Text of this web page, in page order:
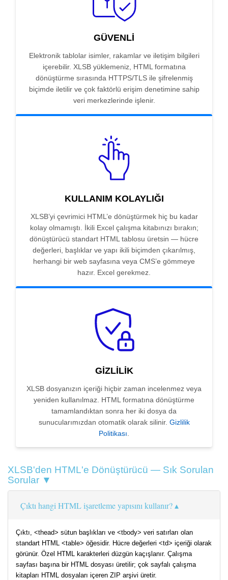
GÜVENLI
Elektronik tablolar isimler, rakamlar ve iletişim bilgileri
içerebilir. XLSB yüklemeniz, HTML formatına
dönüştürme sırasında HTTPS/TLS ile şifrelenmiş
biçimde iletilir ve çok faktörlü erişim denetimine sahip
veri merkezlerinde işlenir.
KULLANIM KOLAYLIĞI
XLSB’yi çevrimici HTML’e dönüştürmek hiç bu kadar
kolay olmamıştı. İkili Excel çalışma kitabınızı bırakın;
dönüştürücü standart HTML tablosu üretsin — hücre
değerleri, başlıklar ve yapı ikili biçimden çıkarılmış,
herhangi bir web sayfasına veya CMS’e gömmeye
hazır. Excel gerekmez.
GIZLILIK
XLSB dosyanızın içeriği hiçbir zaman incelenmez veya
yeniden kullanılmaz. HTML formatına dönüştürme
tamamlandıktan sonra her iki dosya da
sunucularımızdan otomatik olarak silinir. Gizlilik
Politikası.
XLSB'den HTML'e Dönüştürücü — Sık Sorulan
Sorular ▼
Çıktı hangi HTML işaretleme yapısını kullanır?
Çıktı, <thead> sütun başlıkları ve <tbody> veri satırları olan
standart HTML <table> öğesidir. Hücre değerleri <td> içeriği olarak
görünür. Özel HTML karakterleri düzgün kaçışlanır. Çalışma
sayfası başına bir HTML dosyası üretilir; çok sayfalı çalışma
kitapları HTML dosyaları içeren ZIP arşivi üretir.